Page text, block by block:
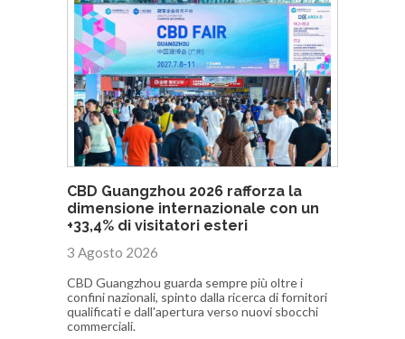
CBD Guangzhou 2026 rafforza la
dimensione internazionale con un
+33,4% di visitatori esteri
3 Agosto 2026
CBD Guangzhou guarda sempre più oltre i
confini nazionali, spinto dalla ricerca di fornitori
qualificati e dall'apertura verso nuovi sbocchi
commerciali.